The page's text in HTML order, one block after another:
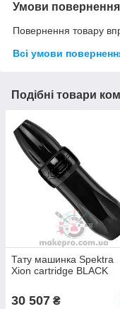
Умови повернення
Повернення товару
Всі умови
Подібні товари
Тату машинка Spektra
Xion cartridge BLACK
30 507 ₴